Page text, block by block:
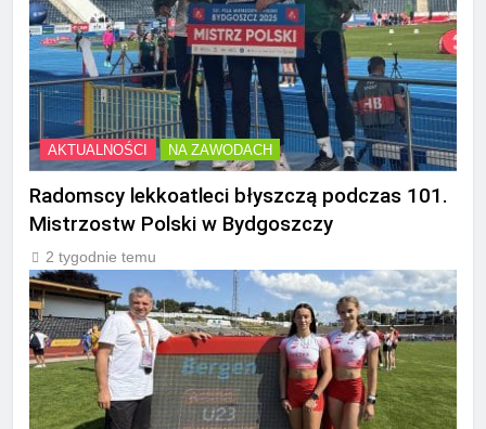
AKTUALNOŚCI NA ZAWODACH
Radomscy lekkoatleci błyszczą podczas 101.
Mistrzostw Polski w Bydgoszczy
2 tygodnie temu